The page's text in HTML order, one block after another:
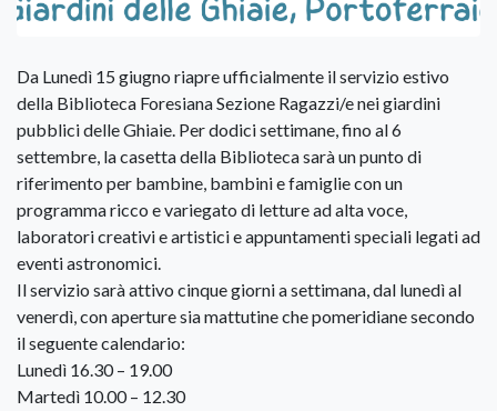
Da Lunedì 15 giugno riapre ufficialmente il servizio estivo
della Biblioteca Foresiana Sezione Ragazzi/e nei giardini
pubblici delle Ghiaie. Per dodici settimane, fino al 6
settembre, la casetta della Biblioteca sarà un punto di
riferimento per bambine, bambini e famiglie con un
programma ricco e variegato di letture ad alta voce,
laboratori creativi e artistici e appuntamenti speciali legati ad
eventi astronomici.
Il servizio sarà attivo cinque giorni a settimana, dal lunedì al
venerdì, con aperture sia mattutine che pomeridiane secondo
il seguente calendario:
Lunedì 16.30 – 19.00
Martedì 10.00 – 12.30